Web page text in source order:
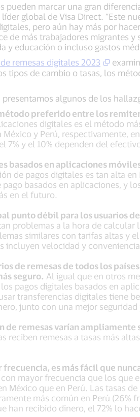
pueden marcar una gran
global de Visa Direct. “Este
pero aún hay más por
de más trabajadores migrantes
y educación o incluso gastos
remesas digitales 2023
tipos de cambio o tasas, los
presentamos algunos de los
preferido entre los
digitales es el método
y Perú, respectivamente,
7% y el 10% dependen del
basados en aplicaciones
de pagos digitales es tan alta
basados en aplicaciones, y
en el futuro.
punto débil para los usuarios
problemas a la hora de
similares con tarifas altas y
incluyen velocidad y conveniencia.
de remesas de todos los
seguro. Al igual que en otros
pagos digitales basados en
transferencias digitales tiene
junto con una mejor
de remesas varían ampliamente
reciben remesas a tasas más
es más fácil que
mayor frecuencia que los que
México que en Perú. Las tasas
más común en Perú (26%
han recibido dinero, el 72% lo